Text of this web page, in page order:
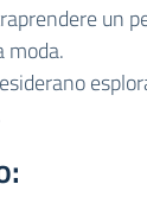
un
moda.